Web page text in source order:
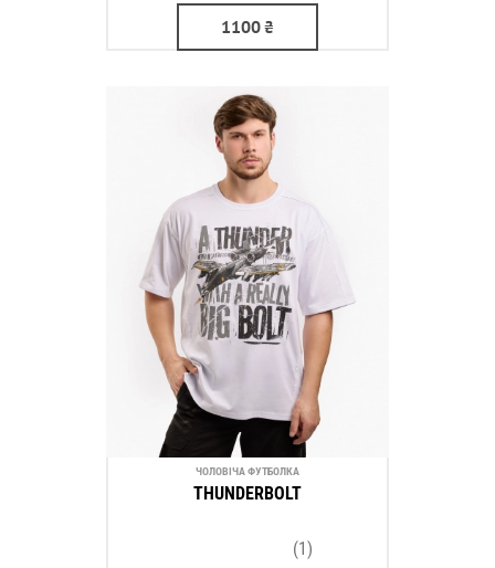
1100₴
ЧОЛОВІЧА ФУТБОЛКА
THUNDERBOLT
(1)